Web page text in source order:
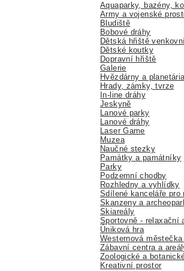
Aquaparky, bazény,
Army a vojenské
Bludiště
Bobové dráhy
Dětská hřiště
Dětské koutky
Dopravní hřiště
Galerie
Hvězdárny a
Hrady, zámky, tvrze
In-line dráhy
Jeskyně
Lanové parky
Lanové dráhy
Laser Game
Muzea
Naučné stezky
Památky a památníky
Parky
Podzemní chodby
Rozhledny a vyhlídky
Sdílené kanceláře pro
Skanzeny a
Skiareály
Sportovně - relaxační
Úniková hra
Westernová
Zábavní centra a
Zoologické a
Kreativní prostor